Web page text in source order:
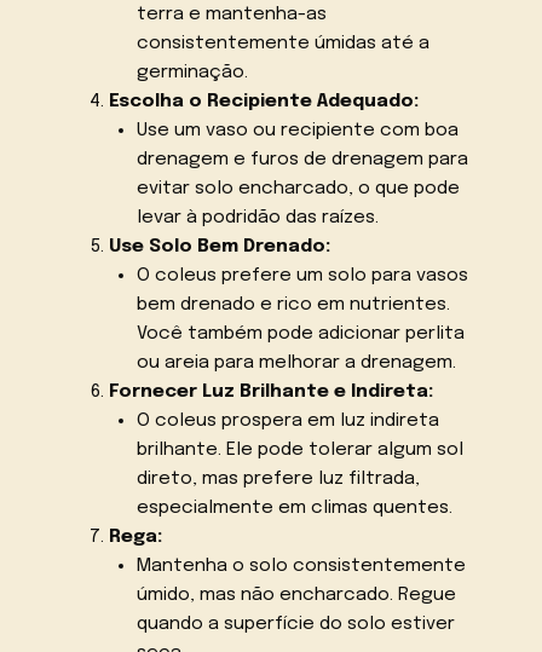
terra e mantenha-as
consistentemente úmidas até a
germinação.
Escolha o Recipiente Adequado:
Use um vaso ou recipiente com boa
drenagem e furos de drenagem para
evitar solo encharcado, o que pode
levar à podridão das raízes.
Use Solo Bem Drenado:
O coleus prefere um solo para vasos
bem drenado e rico em nutrientes.
Você também pode adicionar perlita
ou areia para melhorar a drenagem.
Fornecer Luz Brilhante e Indireta:
O coleus prospera em luz indireta
brilhante. Ele pode tolerar algum sol
direto, mas prefere luz filtrada,
especialmente em climas quentes.
Rega:
Mantenha o solo consistentemente
úmido, mas não encharcado. Regue
quando a superfície do solo estiver